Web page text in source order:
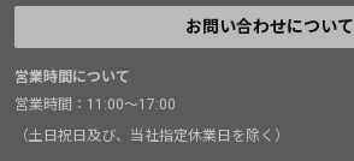
お問い合わせについて
営業時間について
営業時間：11:00～17:00
（土日祝日及び、当社指定休業日を除く）